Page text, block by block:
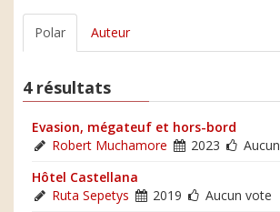
Polar Auteur
4 résultats
Evasion, mégateuf et hors-bord
Robert Muchamore
2023
Hôtel Castellana
Ruta Sepetys
2019
Aucun vote